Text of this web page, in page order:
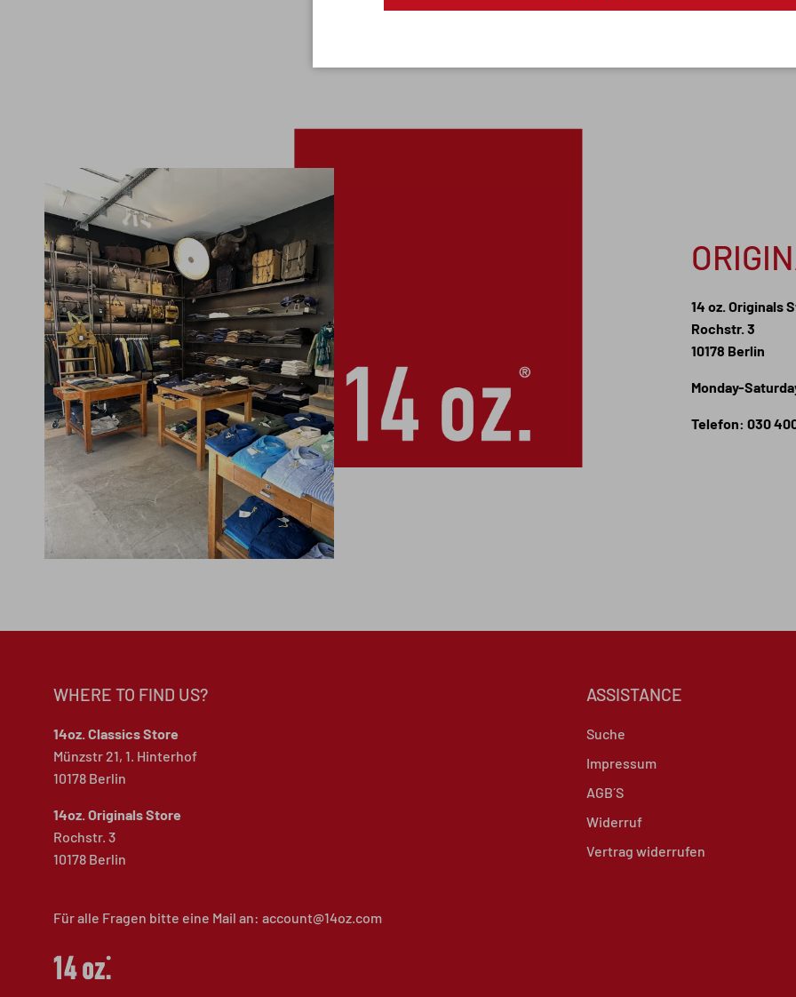
14 oz. Originals
Rochstr. 3
10178 Berlin
Monday-
Telefon: 030
WHERE TO FIND US?
14oz. Classics Store
Münzstr 21, 1. Hinterhof
10178 Berlin
14oz. Originals Store
Rochstr. 3
10178 Berlin
Für alle Fragen bitte eine Mail an: account@14oz.com
ASSISTANCE
Suche
Impressum
AGB´S
Widerruf
Vertrag widerrufen